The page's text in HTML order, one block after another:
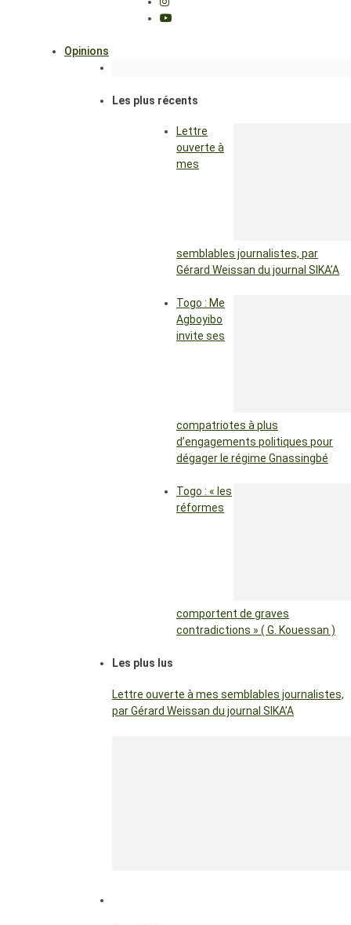
Opinions
Les plus récents
Lettre
ouverte à
mes
semblables journalistes, par
Gérard Weissan du journal SIKA’A
Togo : Me
Agboyibo
invite ses
compatriotes à plus
d’engagements politiques pour
dégager le régime Gnassingbé
Togo : « les
réformes
comportent de graves
contradictions » ( G. Kouessan )
Les plus lus
Lettre ouverte à mes semblables journalistes,
par Gérard Weissan du journal SIKA’A